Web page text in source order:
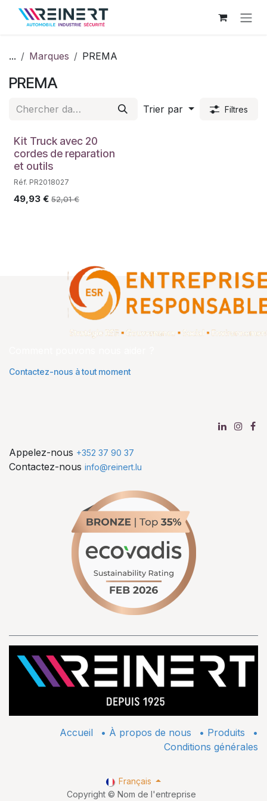
Se rendre au contenu
... Marques PREMA
PREMA
Trier par Filtres
PROMO
Kit Truck avec 20
cordes de reparation
et outils
Réf. PR2018027
49,93 € 52,01€
Contactez-nous à tout moment
Appelez-nous +352 37 90 37
Contactez-nous info@reinert.lu
Accueil • À propos de nous • ​Produits
•
Conditions générales
Copyright © Nom de l'entreprise
Français